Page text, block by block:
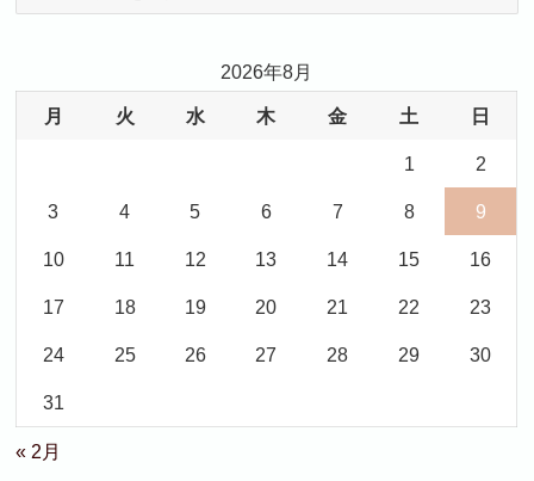
ー
2026年8月
月 火 水 木 金 土 日
1 2
3 4 5 6 7 8 9
10 11 12 13 14 15 16
17 18 19 20 21 22 23
24 25 26 27 28 29 30
31
« 2月